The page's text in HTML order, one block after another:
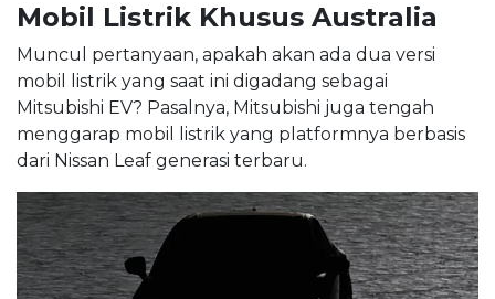
Mobil Listrik Khusus Australia
Muncul pertanyaan, apakah akan ada dua versi
mobil listrik yang saat ini digadang sebagai
Mitsubishi EV? Pasalnya, Mitsubishi juga tengah
menggarap mobil listrik yang platformnya berbasis
dari Nissan Leaf generasi terbaru.